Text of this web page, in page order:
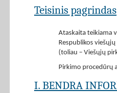
Teisinis pagrindas
Ataskaita teikiama
Respublikos
(toliau – Viešųjų
Pirkimo procedūrų
I. BENDRA